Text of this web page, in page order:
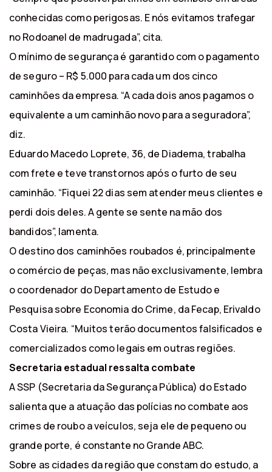
conhecidas como perigosas. E nós evitamos trafegar
no Rodoanel de madrugada”, cita.
O mínimo de segurança é garantido com o pagamento
de seguro – R$ 5.000 para cada um dos cinco
caminhões da empresa. “A cada dois anos pagamos o
equivalente a um caminhão novo para a seguradora”,
diz.
Eduardo Macedo Loprete, 36, de Diadema, trabalha
com frete e teve transtornos após o furto de seu
caminhão. “Fiquei 22 dias sem atender meus clientes e
perdi dois deles. A gente se sente na mão dos
bandidos”, lamenta.
O destino dos caminhões roubados é, principalmente
o comércio de peças, mas não exclusivamente, lembra
o coordenador do Departamento de Estudo e
Pesquisa sobre Economia do Crime, da Fecap, Erivaldo
Costa Vieira. “Muitos terão documentos falsificados e
comercializados como legais em outras regiões.
Secretaria estadual ressalta combate
A SSP (Secretaria da Segurança Pública) do Estado
salienta que a atuação das polícias no combate aos
crimes de roubo a veículos, seja ele de pequeno ou
grande porte, é constante no Grande ABC.
Sobre as cidades da região que constam do estudo, a